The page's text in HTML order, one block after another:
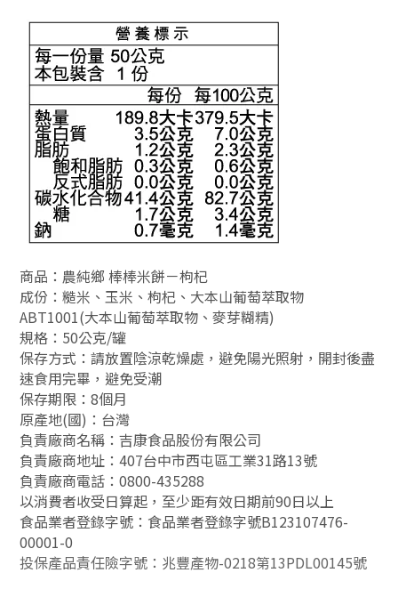
商品：農純鄉 棒棒米餅－枸杞
成份：糙米、玉米、枸杞、大本山葡萄萃取物
ABT1001(大本山葡萄萃取物、麥芽糊精)
規格：50公克/罐
保存方式：請放置陰涼乾燥處，避免陽光照射，開封後盡
速食用完畢，避免受潮
保存期限：8個月
原產地(國)：台灣
負責廠商名稱：吉康食品股份有限公司
負責廠商地址：407台中市西屯區工業31路13號
負責廠商電話：0800-435288
以消費者收受日算起，至少距有效日期前90日以上
食品業者登錄字號：食品業者登錄字號B123107476-
00001-0
投保產品責任險字號：兆豐產物-0218第13PDL00145號